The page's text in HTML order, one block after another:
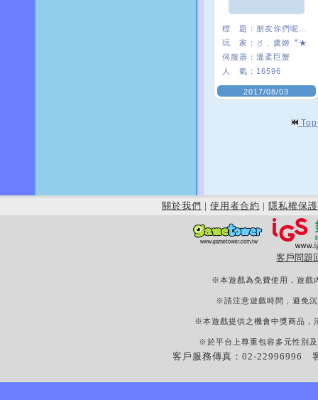
標 題：
玩 家：
〥﹑虞姬〞★
伺服器： 溫柔巨蟹
人 氣： 16596
2017/08/03
關於我們 | 使用者合約 | 隱私權保護
客戶問題
※本遊戲為免費使用，遊戲
※請注意遊戲時間，避免
※本遊戲提供之機會中獎商品，
※於平台上尊重包容多元性別
客戶服務傳真：02-22996996